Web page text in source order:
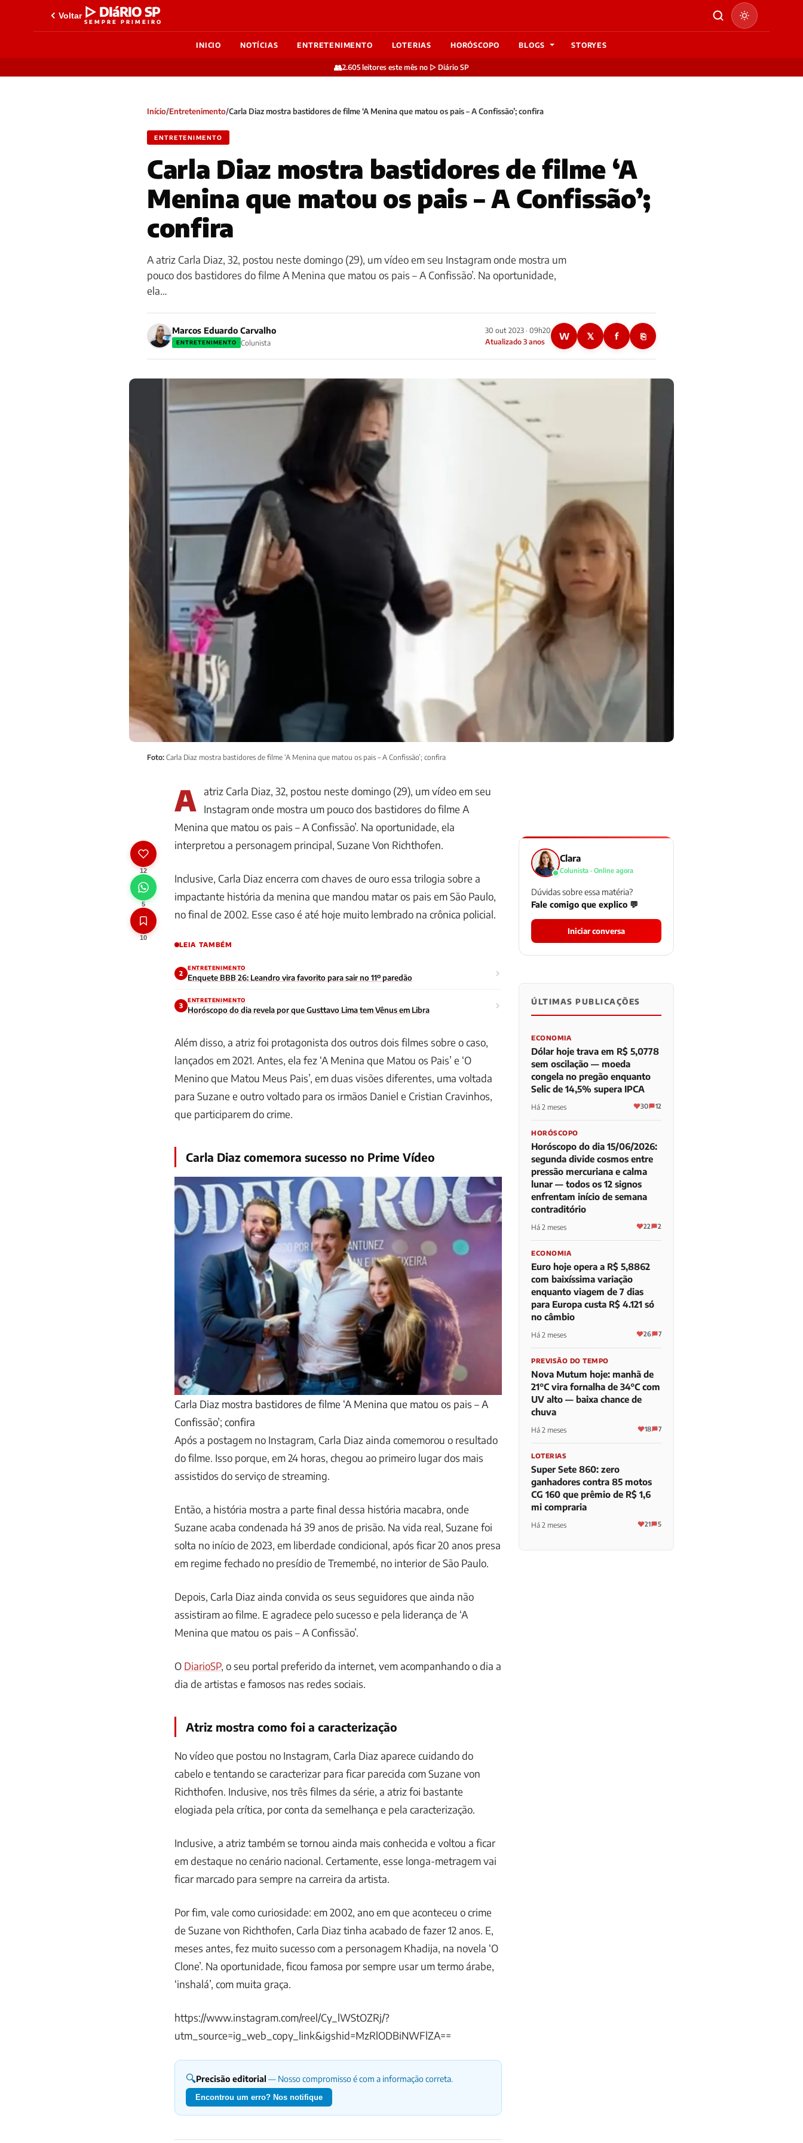
Voltar ▷ DIáRIO SP
SEMPRE PRIMEIRO
INICIO NOTÍCIAS ENTRETENIMENTO LOTERIAS HORÓSCOPO BLOGS STORYES
👥2.605 leitores este mês no ▷ Diário SP
Início/Entretenimento/Carla Diaz mostra bastidores de filme ‘A Menina que matou os pais – A Confissão’; confira
ENTRETENIMENTO
Carla Diaz mostra bastidores de filme ‘A
Menina que matou os pais – A Confissão’;
confira
A atriz Carla Diaz, 32, postou neste domingo (29), um vídeo em seu Instagram onde mostra um
pouco dos bastidores do filme A Menina que matou os pais – A Confissão’. Na oportunidade,
ela…
Marcos Eduardo Carvalho
ENTRETENIMENTO Colunista
30 out 2023 · 09h20
Atualizado 3 anos
W 𝕏 f ⎘
Foto: Carla Diaz mostra bastidores de filme ‘A Menina que matou os pais – A Confissão’; confira
12
5
10
A atriz Carla Diaz, 32, postou neste domingo (29), um vídeo em seu
Instagram onde mostra um pouco dos bastidores do filme A
Menina que matou os pais – A Confissão’. Na oportunidade, ela
interpretou a personagem principal, Suzane Von Richthofen.
Inclusive, Carla Diaz encerra com chaves de ouro essa trilogia sobre a
impactante história da menina que mandou matar os pais em São Paulo,
no final de 2002. Esse caso é até hoje muito lembrado na crônica policial.
LEIA TAMBÉM
2
ENTRETENIMENTO
Enquete BBB 26: Leandro vira favorito para sair no 11º paredão
3
ENTRETENIMENTO
Horóscopo do dia revela por que Gusttavo Lima tem Vênus em Libra
Além disso, a atriz foi protagonista dos outros dois filmes sobre o caso,
lançados em 2021. Antes, ela fez ‘A Menina que Matou os Pais’ e ‘O
Menino que Matou Meus Pais’, em duas visões diferentes, uma voltada
para Suzane e outro voltado para os irmãos Daniel e Cristian Cravinhos,
que participarem do crime.
Carla Diaz comemora sucesso no Prime Vídeo
Carla Diaz mostra bastidores de filme ‘A Menina que matou os pais – A
Confissão’; confira
Após a postagem no Instagram, Carla Diaz ainda comemorou o resultado
do filme. Isso porque, em 24 horas, chegou ao primeiro lugar dos mais
assistidos do serviço de streaming.
Então, a história mostra a parte final dessa história macabra, onde
Suzane acaba condenada há 39 anos de prisão. Na vida real, Suzane foi
solta no início de 2023, em liberdade condicional, após ficar 20 anos presa
em regime fechado no presídio de Tremembé, no interior de São Paulo.
Depois, Carla Diaz ainda convida os seus seguidores que ainda não
assistiram ao filme. E agradece pelo sucesso e pela liderança de ‘A
Menina que matou os pais – A Confissão’.
O DiarioSP, o seu portal preferido da internet, vem acompanhando o dia a
dia de artistas e famosos nas redes sociais.
Atriz mostra como foi a caracterização
No vídeo que postou no Instagram, Carla Diaz aparece cuidando do
cabelo e tentando se caracterizar para ficar parecida com Suzane von
Richthofen. Inclusive, nos três filmes da série, a atriz foi bastante
elogiada pela crítica, por conta da semelhança e pela caracterização.
Inclusive, a atriz também se tornou ainda mais conhecida e voltou a ficar
em destaque no cenário nacional. Certamente, esse longa-metragem vai
ficar marcado para sempre na carreira da artista.
Por fim, vale como curiosidade: em 2002, ano em que aconteceu o crime
de Suzane von Richthofen, Carla Diaz tinha acabado de fazer 12 anos. E,
meses antes, fez muito sucesso com a personagem Khadija, na novela ‘O
Clone’. Na oportunidade, ficou famosa por sempre usar um termo árabe,
‘inshalá’, com muita graça.
https://www.instagram.com/reel/Cy_lWStOZRj/?
utm_source=ig_web_copy_link&igshid=MzRlODBiNWFlZA==
🔍Precisão editorial — Nosso compromisso é com a informação correta.
Encontrou um erro? Nos notifique
Clara
Colunista · Online agora
Dúvidas sobre essa matéria?
Fale comigo que explico 💬
Iniciar conversa
0 0 0
ÚLTIMAS PUBLICAÇÕES
ECONOMIA
Dólar hoje trava em R$ 5,0778
sem oscilação — moeda
congela no pregão enquanto
Selic de 14,5% supera IPCA
Há 2 meses 30 12
HORÓSCOPO
Horóscopo do dia 15/06/2026:
segunda divide cosmos entre
pressão mercuriana e calma
lunar — todos os 12 signos
enfrentam início de semana
contraditório
Há 2 meses 22 2
ECONOMIA
Euro hoje opera a R$ 5,8862
com baixíssima variação
enquanto viagem de 7 dias
para Europa custa R$ 4.121 só
no câmbio
Há 2 meses 26 7
PREVISÃO DO TEMPO
Nova Mutum hoje: manhã de
21°C vira fornalha de 34°C com
UV alto — baixa chance de
chuva
Há 2 meses 18 7
LOTERIAS
Super Sete 860: zero
ganhadores contra 85 motos
CG 160 que prêmio de R$ 1,6
mi compraria
Há 2 meses 21 5